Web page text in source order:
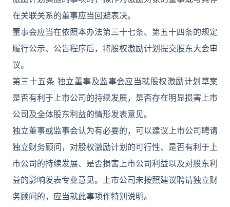
在关联关系的董事应当回避表决。
董事会应当在依照本办法第三十七条、第五十四条的规定
履行公示、公告程序后，将股权激励计划提交股东大会审
议。
第三十五条 独立董事及监事会应当就股权激励计划草案
是否有利于上市公司的持续发展，是否存在明显损害上市
公司及全体股东利益的情形发表意见。
独立董事或监事会认为有必要的，可以建议上市公司聘请
独立财务顾问，对股权激励计划的可行性、是否有利于上
市公司的持续发展、是否损害上市公司利益以及对股东利
益的影响发表专业意见。上市公司未按照建议聘请独立财
务顾问的，应当就此事项作特别说明。